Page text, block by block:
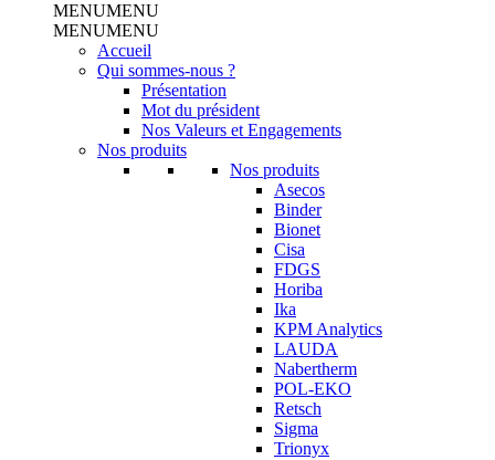
MENUMENU
MENUMENU
Accueil
Qui sommes-nous ?
Présentation
Mot du président
Nos Valeurs et Engagements
Nos produits
Nos produits
Asecos
Binder
Bionet
Cisa
FDGS
Horiba
Ika
KPM Analytics
LAUDA
Nabertherm
POL-EKO
Retsch
Sigma
Trionyx